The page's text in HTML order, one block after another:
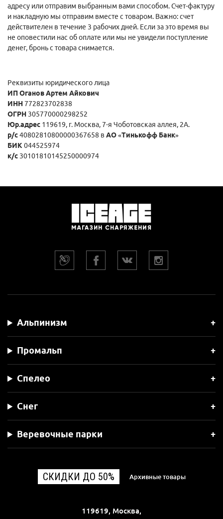
адресу или отправим выбранным вами способом. Счет-фактуру
и накладную мы отправим вместе с товаром. Важно: счет
действителен в течение 3 рабочих дней. Если за это время вы
не оповестили нас об оплате или мы не увидели поступление
денег, бронь с товара снимается.
Реквизиты юридического лица
ИП Оганов Артем Айкович
ИНН772823702838
ОГРН 305770000298252
Юр.адрес 119619, г. Москва, 7-я Чоботовская аллея, 2А.
р/с40802810800000367658 в АО «Тинькофф Банк»
БИК 044525974
к/с 30101810145250000974
Альпинизм
Промальп
Спелео
Снег
Веревочные парки
СКИДКИ ДО 50% Архивные товары
119619, Москва,